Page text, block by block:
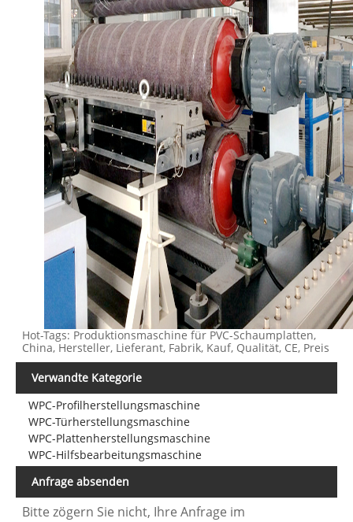
Hot-Tags: Produktionsmaschine für PVC-Schaumplatten,
China, Hersteller, Lieferant, Fabrik, Kauf, Qualität, CE, Preis
Verwandte Kategorie
WPC-Profilherstellungsmaschine
WPC-Türherstellungsmaschine
WPC-Plattenherstellungsmaschine
WPC-Hilfsbearbeitungsmaschine
Anfrage absenden
Bitte zögern Sie nicht, Ihre Anfrage im